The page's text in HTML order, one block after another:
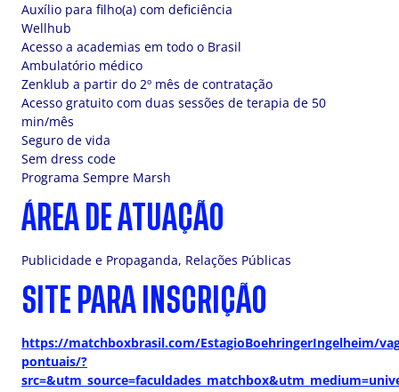
Auxílio para filho(a) com deficiência
Wellhub
Acesso a academias em todo o Brasil
Ambulatório médico
Zenklub a partir do 2º mês de contratação
Acesso gratuito com duas sessões de terapia de 50
min/mês
Seguro de vida
Sem dress code
Programa Sempre Marsh
ÁREA DE ATUAÇÃO
Publicidade e Propaganda, Relações Públicas
SITE PARA INSCRIÇÃO
https://matchboxbrasil.com/EstagioBoehringerIngelheim/
pontuais/?